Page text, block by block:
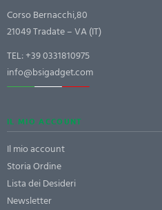
Corso Bernacchi,80
21049 Tradate – VA (IT)
TEL:+39 0331810975
info@bsigadget.com
IL MIO ACCOUNT
Il mio account
Storia Ordine
Lista dei Desideri
Newsletter